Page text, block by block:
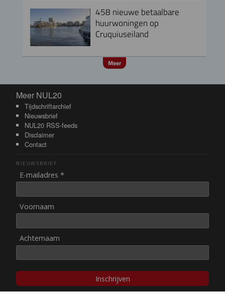
458 nieuwe betaalbare
huurwoningen op
Cruquiuseiland
Meer
Meer NUL20
Meer NUL20
Tijdschriftarchief
Nieuwsbrief
NUL20 RSS-feeds
Disclaimer
Contact
NIEUWSBRIEF
E-mailadres *
Voornaam
Achternaam
Inschrijven